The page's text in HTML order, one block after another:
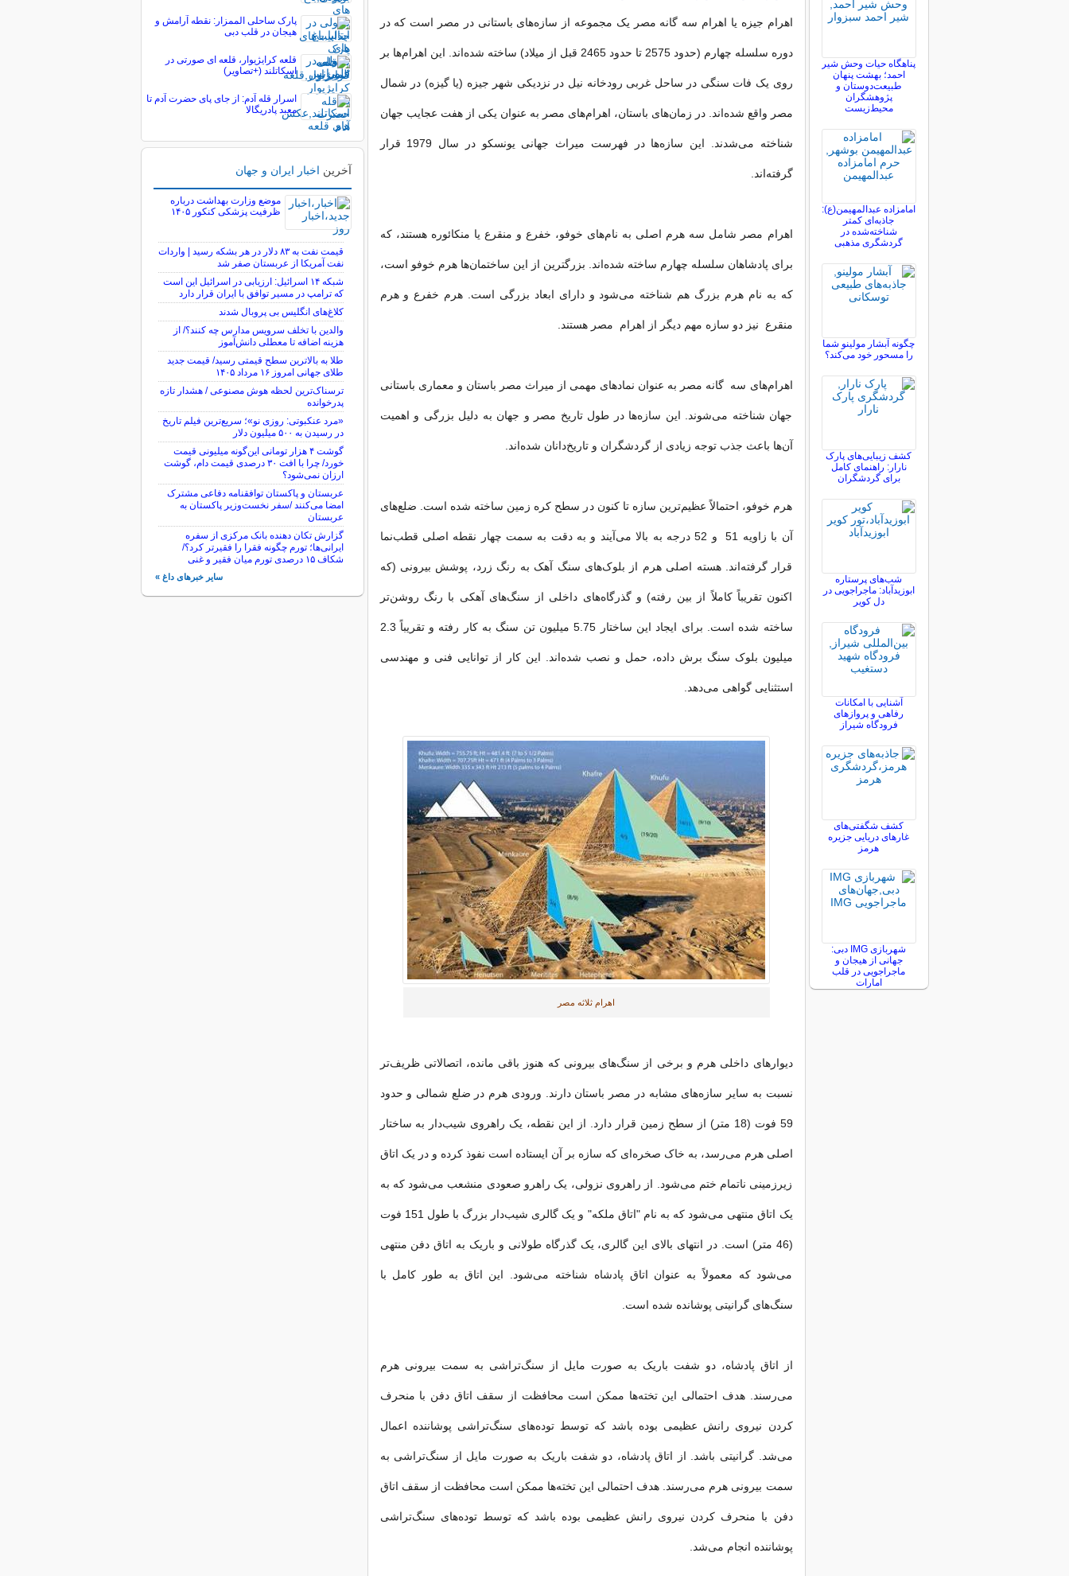
اهرام جیزه یا اهرام سه گانه مصر یک مجموعه از سازه‌های باستانی در مصر است که در
دوره سلسله چهارم (حدود 2575 تا حدود 2465 قبل از میلاد) ساخته شده‌اند. این اهرام‌ها بر
روی یک فات سنگی در ساحل غربی رودخانه نیل در نزدیکی شهر جیزه (یا گیزه) در شمال
مصر واقع شده‌اند. در زمان‌های باستان، اهرام‌های مصر به عنوان یکی از هفت عجایب جهان
شناخته می‌شدند. این سازه‌ها در فهرست میراث جهانی یونسکو در سال 1979 قرار
گرفته‌اند.
اهرام مصر شامل سه هرم اصلی به نام‌های خوفو، خفرع و منقرع یا منکائوره هستند، که
برای پادشاهان سلسله چهارم ساخته شده‌اند. بزرگترین از این ساختمان‌ها هرم خوفو است،
که به نام هرم بزرگ هم شناخته می‌شود و دارای ابعاد بزرگی است. هرم خفرع و هرم
منقرع نیز دو سازه مهم دیگر از اهرام مصر هستند.
اهرام‌های سه گانه مصر به عنوان نمادهای مهمی از میراث مصر باستان و معماری باستانی
جهان شناخته می‌شوند. این سازه‌ها در طول تاریخ مصر و جهان به دلیل بزرگی و اهمیت
آن‌ها باعث جذب توجه زیادی از گردشگران و تاریخ‌دانان شده‌اند.
هرم خوفو، احتمالاً عظیم‌ترین سازه تا کنون در سطح کره زمین ساخته شده است. ضلع‌های
آن با زاویه 51 و 52 درجه به بالا می‌آیند و به دقت به سمت چهار نقطه اصلی قطب‌نما
قرار گرفته‌اند. هسته اصلی هرم از بلوک‌های سنگ آهک به رنگ زرد، پوشش بیرونی (که
اکنون تقریباً کاملاً از بین رفته) و گذرگاه‌های داخلی از سنگ‌های آهکی با رنگ روشن‌تر
ساخته شده است. برای ایجاد این ساختار 5.75 میلیون تن سنگ به کار رفته و تقریباً 2.3
میلیون بلوک سنگ برش داده، حمل و نصب شده‌اند. این کار از توانایی فنی و مهندسی
استثنایی گواهی می‌دهد.
اهرام ثلاثه مصر
دیوارهای داخلی هرم و برخی از سنگ‌های بیرونی که هنوز باقی مانده، اتصالاتی ظریف‌تر
نسبت به سایر سازه‌های مشابه در مصر باستان دارند. ورودی هرم در ضلع شمالی و حدود
59 فوت (18 متر) از سطح زمین قرار دارد. از این نقطه، یک راهروی شیب‌دار به ساختار
اصلی هرم می‌رسد، به خاک صخره‌ای که سازه بر آن ایستاده است نفوذ کرده و در یک اتاق
زیرزمینی ناتمام ختم می‌شود. از راهروی نزولی، یک راهرو صعودی منشعب می‌شود که به
یک اتاق منتهی می‌شود که به نام "اتاق ملکه" و یک گالری شیب‌دار بزرگ با طول 151 فوت
(46 متر) است. در انتهای بالای این گالری، یک گذرگاه طولانی و باریک به اتاق دفن منتهی
می‌شود که معمولاً به عنوان اتاق پادشاه شناخته می‌شود. این اتاق به طور کامل با
سنگ‌های گرانیتی پوشانده شده است.
از اتاق پادشاه، دو شفت باریک به صورت مایل از سنگ‌تراشی به سمت بیرونی هرم
می‌رسند. هدف احتمالی این تخته‌ها ممکن است محافظت از سقف اتاق دفن با منحرف
کردن نیروی رانش عظیمی بوده باشد که توسط توده‌های سنگ‌تراشی پوشاننده اعمال
می‌شد. گرانیتی باشد. از اتاق پادشاه، دو شفت باریک به صورت مایل از سنگ‌تراشی به
سمت بیرونی هرم می‌رسند. هدف احتمالی این تخته‌ها ممکن است محافظت از سقف اتاق
دفن با منحرف کردن نیروی رانش عظیمی بوده باشد که توسط توده‌های سنگ‌تراشی
پوشاننده انجام می‌شد.
پناهگاه حیات وحش شیر
احمد؛ بهشت پنهان
طبیعت‌دوستان و
پژوهشگران
محیط‌زیست
امامزاده عبدالمهیمن(ع):
جاذبه‌ای کمتر
شناخته‌شده در
گردشگری مذهبی
چگونه آبشار مولینو شما
را مسحور خود می‌کند؟
کشف زیبایی‌های پارک
نارار: راهنمای کامل
برای گردشگران
شب‌های پرستاره
ابوزیدآباد: ماجراجویی در
دل کویر
آشنایی با امکانات
رفاهی و پروازهای
فرودگاه شیراز
کشف شگفتی‌های
غارهای دریایی جزیره
هرمز
شهربازی IMG دبی:
جهانی از هیجان و
ماجراجویی در قلب
امارات
پارک ساحلی الممزار: نقطه آرامش و
هیجان در قلب دبی
قلعه کرایژیوار، قلعه ای صورتی در
اسکاتلند (+تصاویر)
اسرار قله آدم: از جای پای حضرت آدم تا
معبد پادریگالا
آخرین اخبار ایران و جهان
موضع وزارت بهداشت درباره
ظرفیت پزشکی کنکور ۱۴۰۵
قیمت نفت به ۸۳ دلار در هر بشکه رسید | واردات
نفت آمریکا از عربستان صفر شد
شبکه ۱۴ اسرائیل: ارزیابی در اسرائیل این است
که ترامپ در مسیر توافق با ایران قرار دارد
کلاغ‌های انگلیس بی پروبال شدند
والدین با تخلف سرویس مدارس چه کنند؟/ از
هزینه اضافه تا معطلی دانش‌آموز
طلا به بالاترین سطح قیمتی رسید/ قیمت جدید
طلای جهانی امروز ۱۶ مرداد ۱۴۰۵
ترسناک‌ترین لحظه هوش مصنوعی / هشدار تازه
پدرخوانده
«مرد عنکبوتی: روزی نو»؛ سریع‌ترین فیلم تاریخ
در رسیدن به ۵۰۰ میلیون دلار
گوشت ۴ هزار تومانی این‌گونه میلیونی قیمت
خورد/ چرا با افت ۳۰ درصدی قیمت دام، گوشت
ارزان نمی‌شود؟
عربستان و پاکستان توافقنامه دفاعی مشترک
امضا می‌کنند /سفر نخست‌وزیر پاکستان به
عربستان
گزارش تکان‌ دهنده بانک مرکزی از سفره
ایرانی‌ها؛ تورم چگونه فقرا را فقیرتر کرد؟/
شکاف ۱۵ درصدی تورم میان فقیر و غنی
سایر خبرهای داغ »